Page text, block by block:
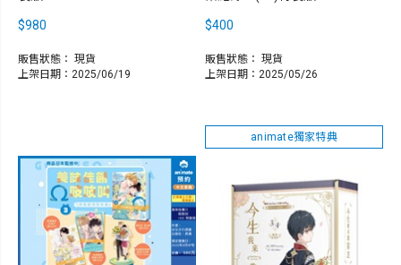
$980
販售狀態： 現貨
上架日期：2025/06/19
$400
販售狀態： 現貨
上架日期：2025/05/26
animate獨家特典